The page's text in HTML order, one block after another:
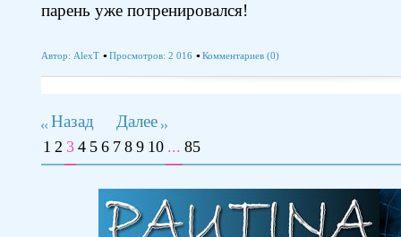
парень уже потренировался!
Автор: AlexT Просмотров: 2 016 Комментариев (0)
Назад Далее
1 2 3 4 5 6 7 8 9 10 ... 85